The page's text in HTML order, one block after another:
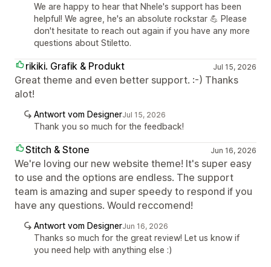
We are happy to hear that Nhele's support has been
helpful! We agree, he's an absolute rockstar 💪 Please
don't hesitate to reach out again if you have any more
questions about Stiletto.
rikiki. Grafik & Produkt Jul 15, 2026
Great theme and even better support. :-) Thanks
alot!
Antwort vom DesignerJul 15, 2026
Thank you so much for the feedback!
Stitch & Stone Jun 16, 2026
We're loving our new website theme! It's super easy
to use and the options are endless. The support
team is amazing and super speedy to respond if you
have any questions. Would reccomend!
Antwort vom DesignerJun 16, 2026
Thanks so much for the great review! Let us know if
you need help with anything else :)